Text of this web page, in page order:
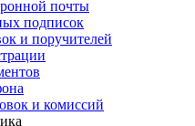
почты
подписок
и поручителей
и комиссий